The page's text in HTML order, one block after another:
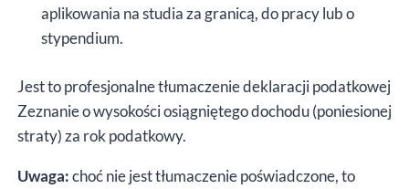
aplikowania na studia za granicą, do pracy lub o
stypendium.
Jest to profesjonalne tłumaczenie deklaracji podatkowej
Zeznanie o wysokości osiągniętego dochodu (poniesionej
straty) za rok podatkowy.
Uwaga:choć nie jest tłumaczenie poświadczone, to